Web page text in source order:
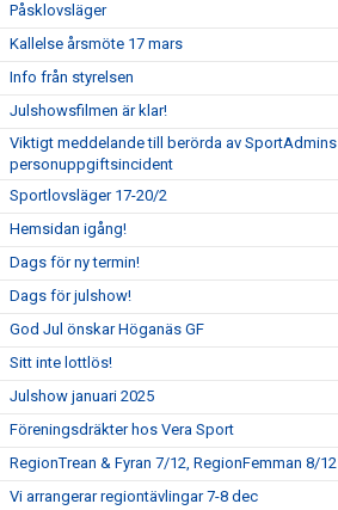
Påsklovsläger
Kallelse årsmöte 17 mars
Info från styrelsen
Julshowsfilmen är klar!
Viktigt meddelande till berörda av SportAdmins
personuppgiftsincident
Sportlovsläger 17-20/2
Hemsidan igång!
Dags för ny termin!
Dags för julshow!
God Jul önskar Höganäs GF
Sitt inte lottlös!
Julshow januari 2025
Föreningsdräkter hos Vera Sport
RegionTrean & Fyran 7/12, RegionFemman 8/12
Vi arrangerar regiontävlingar 7-8 dec